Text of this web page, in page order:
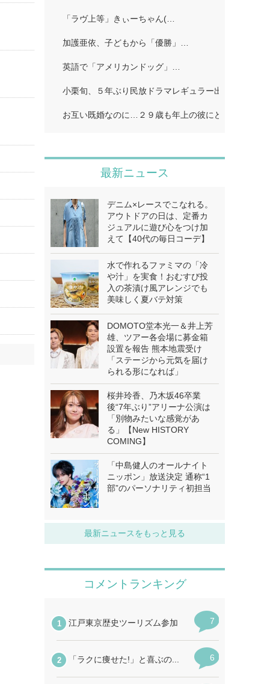
「ラヴ上等」きぃーちゃん(…
加護亜依、子どもから「優勝」…
英語で「アメリカンドッグ」…
小栗旬、５年ぶり民放ドラマレギュラー出演…
お互い既婚なのに…２９歳も年上の彼にどうしようも
最新ニュース
デニム×レースでこなれる。
アウトドアの日は、定番カ
ジュアルに遊び心をつけ加
えて【40代の毎日コーデ】
水で作れるファミマの「冷
や汁」を実食！おむすび投
入の茶漬け風アレンジでも
美味しく夏バテ対策
DOMOTO堂本光一＆井上芳
雄、ツアー各会場に募金箱
設置を報告 熊本地震受け
「ステージから元気を届け
られる形になれば」
桜井玲香、乃木坂46卒業
後“7年ぶり”アリーナ公演は
「別物みたいな感覚があ
る」【New HISTORY
COMING】
「中島健人のオールナイト
ニッポン」放送決定 通称“1
部”のパーソナリティ初担当
最新ニュースをもっと見る